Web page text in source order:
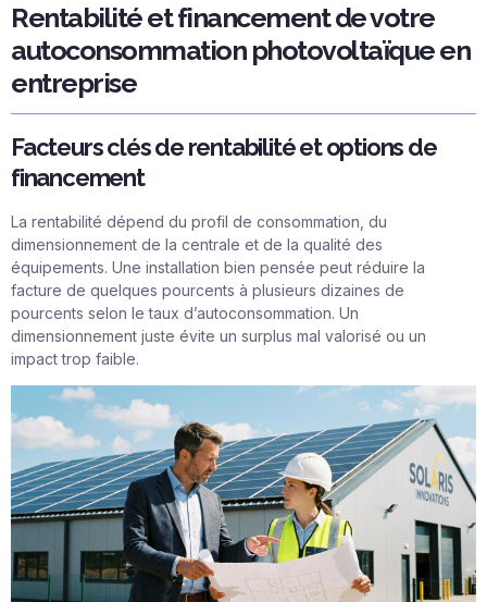
Rentabilité et financement de votre
autoconsommation photovoltaïque en
entreprise
Facteurs clés de rentabilité et options de
financement
La rentabilité dépend du profil de consommation, du
dimensionnement de la centrale et de la qualité des
équipements. Une installation bien pensée peut réduire la
facture de quelques pourcents à plusieurs dizaines de
pourcents selon le taux d’autoconsommation. Un
dimensionnement juste évite un surplus mal valorisé ou un
impact trop faible.